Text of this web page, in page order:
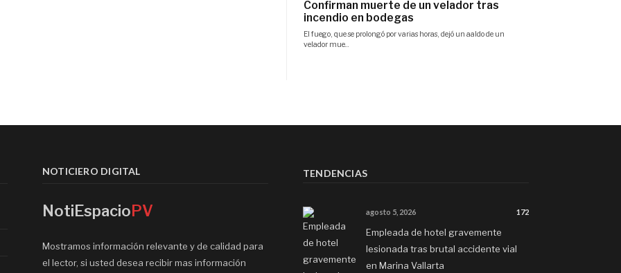
NOTICIERO DIGITAL
NotiEspacioPV
Mostramos información relevante y de calidad para
el lector, si usted desea recibir mas información
TENDENCIAS
agosto 5, 2026 172
Empleada de hotel gravemente
lesionada tras brutal accidente vial
en Marina Vallarta